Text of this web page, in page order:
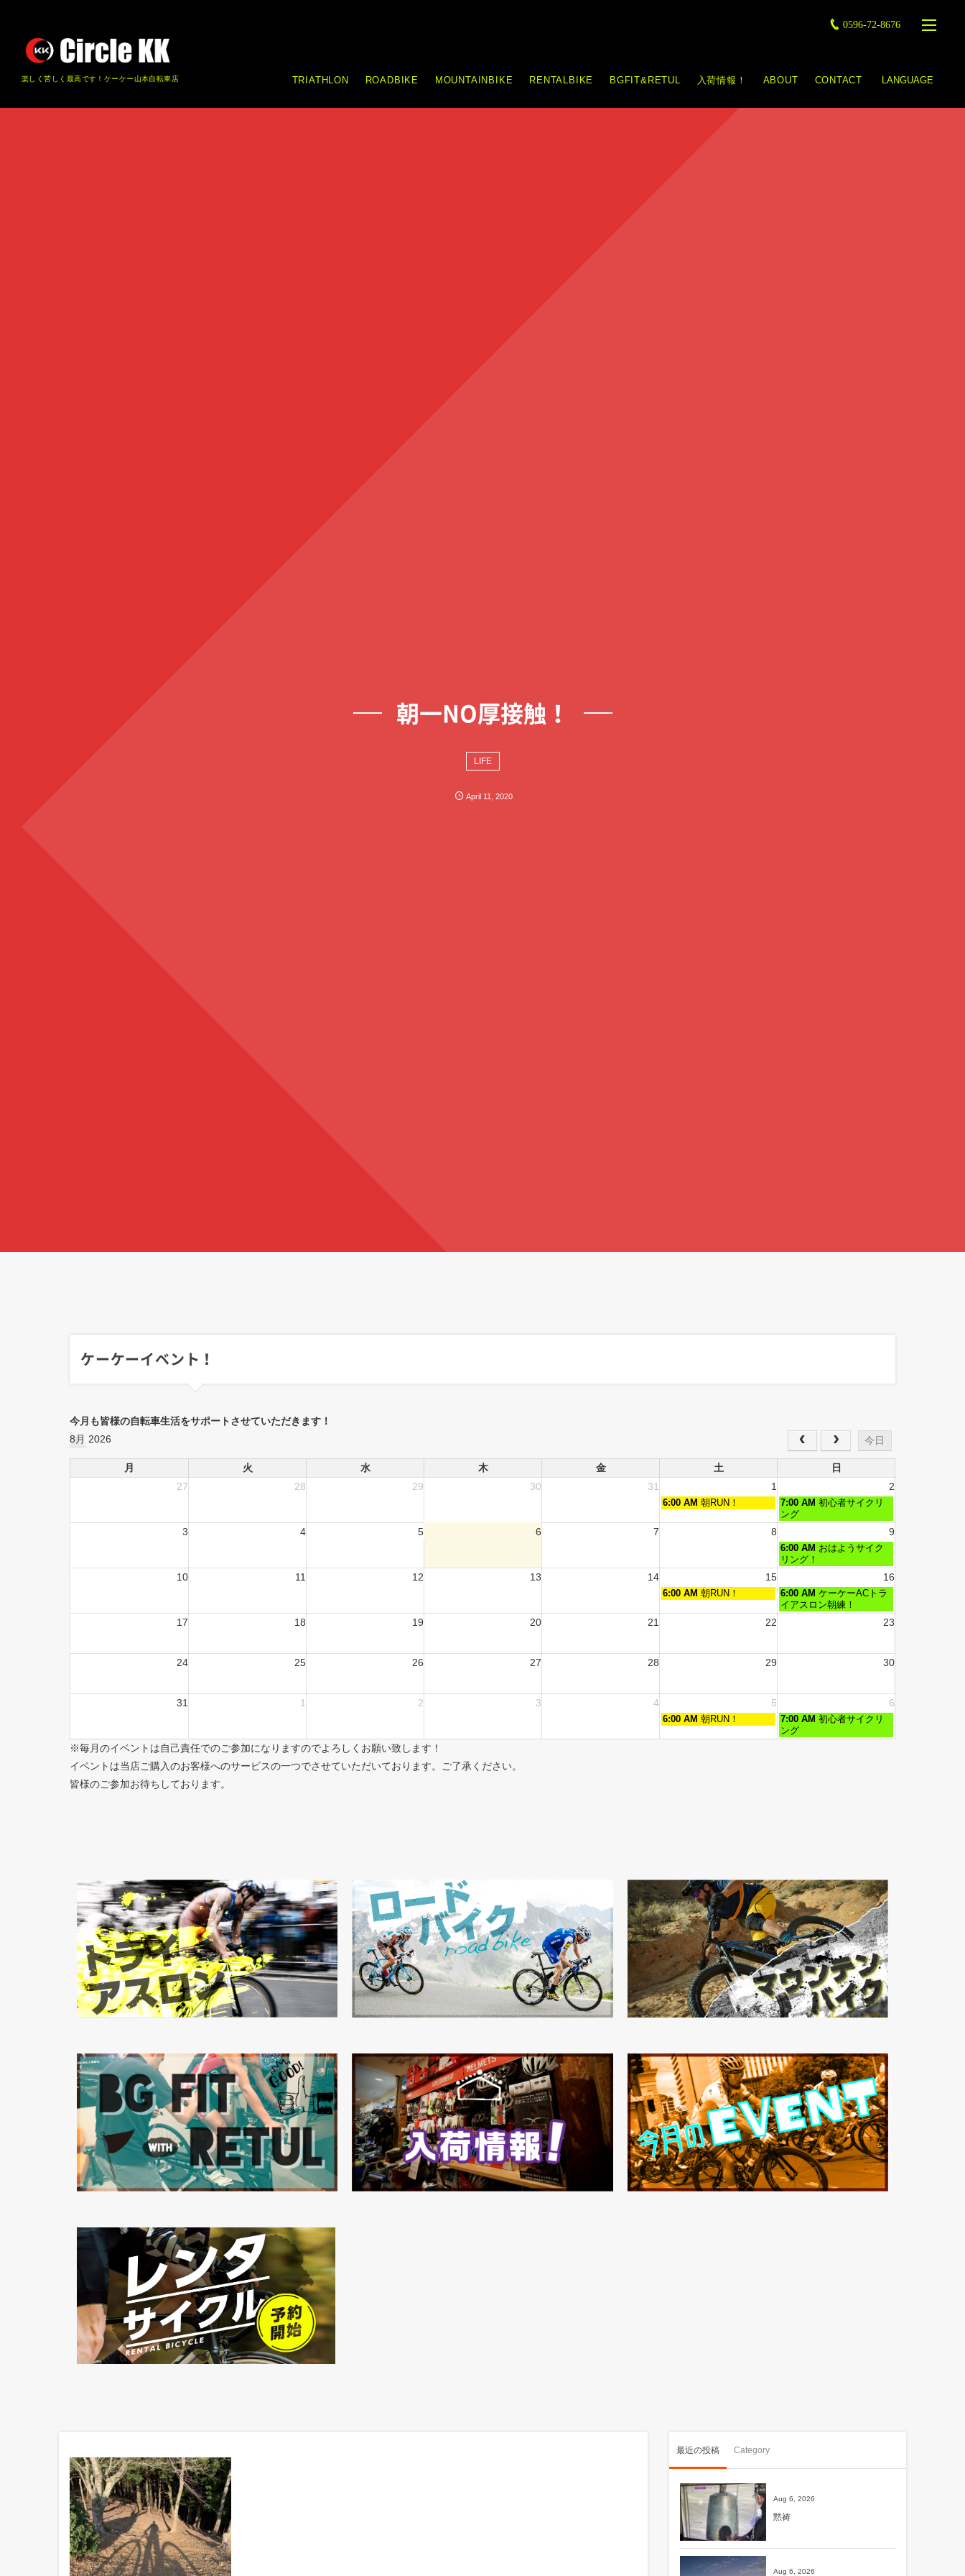
楽しく苦しく最高です！ケーケー山本自転車店
0596-72-8676
TRIATHLON ROADBIKE MOUNTAINBIKE RENTALBIKE BGFIT&RETUL 入荷情報！ ABOUT CONTACT LANGUAGE
朝一NO厚接触！
LIFE
April 11 2020
ケーケーイベント！
今月も皆様の自転車生活をサポートさせていただきます！
8月 2026
今日
月 火 水 木 金 土
日
27
28 29 30 31 1 2
6:00 AM 朝RUN！ 7:00 AM 初心者サイクリ
ング
3 4 5 6 7 8 9
6:00 AM おはようサイク
リング！
10 11 12 13 14 15 16
6:00 AM 朝RUN！ 6:00 AM ケーケーACトラ
イアスロン朝練！
17 18 19 20 21 22 23
24 25 26 27 28 29 30
31 1 2 3 4 5 6
6:00 AM 朝RUN！ 7:00 AM 初心者サイクリ
ング
※毎月のイベントは自己責任でのご参加になりますのでよろしくお願い致します！
イベントは当店ご購入のお客様へのサービスの一つでさせていただいております。ご了承ください。
皆様のご参加お待ちしております。
最近の投稿 Category
Aug 6, 2026
黙祷
Aug 6, 2026